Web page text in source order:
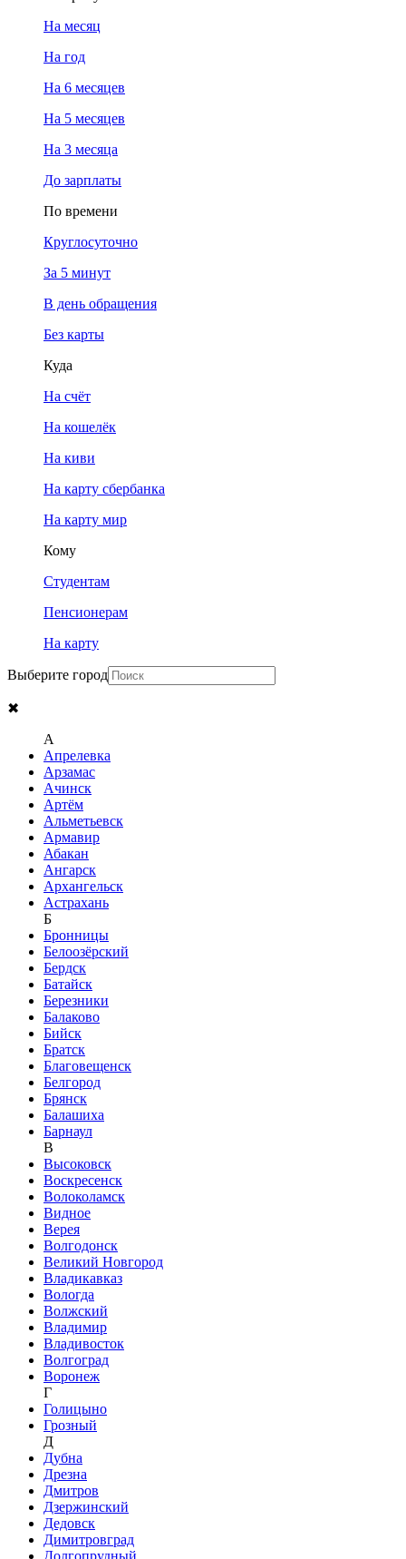
На месяц
На год
На 6 месяцев
На 5 месяцев
На 3 месяца
До зарплаты
По времени
Круглосуточно
За 5 минут
В день обращения
Без карты
Куда
На счёт
На кошелёк
На киви
На карту сбербанка
На карту мир
Кому
Студентам
Пенсионерам
На карту
Выберите город
✖
A
Апрелевка
Арзамас
Ачинск
Артём
Альметьевск
Армавир
Абакан
Ангарск
Архангельск
Астрахань
Б
Бронницы
Белоозёрский
Бердск
Батайск
Березники
Балаково
Бийск
Братск
Благовещенск
Белгород
Брянск
Балашиха
Барнаул
В
Высоковск
Воскресенск
Волоколамск
Видное
Верея
Волгодонск
Великий Новгород
Владикавказ
Вологда
Волжский
Владимир
Владивосток
Волгоград
Воронеж
Г
Голицыно
Грозный
Д
Дубна
Дрезна
Дмитров
Дзержинский
Дедовск
Димитровград
Долгопрудный